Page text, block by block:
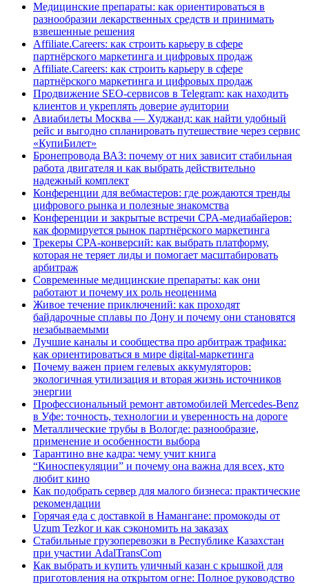
Медицинские препараты: как ориентироваться в
разнообразии лекарственных средств и принимать
взвешенные решения
Affiliate.Careers: как строить карьеру в сфере
партнёрского маркетинга и цифровых продаж
Affiliate.Careers: как строить карьеру в сфере
партнёрского маркетинга и цифровых продаж
Продвижение SEO-сервисов в Telegram: как находить
клиентов и укреплять доверие аудитории
Авиабилеты Москва — Худжанд: как найти удобный
рейс и выгодно спланировать путешествие через сервис
«КупиБилет»
Бронепровода ВАЗ: почему от них зависит стабильная
работа двигателя и как выбрать действительно
надежный комплект
Конференции для вебмастеров: где рождаются тренды
цифрового рынка и полезные знакомства
Конференции и закрытые встречи CPA-медиабайеров:
как формируется рынок партнёрского маркетинга
Трекеры CPA-конверсий: как выбрать платформу,
которая не теряет лиды и помогает масштабировать
арбитраж
Современные медицинские препараты: как они
работают и почему их роль неоценима
Живое течение приключений: как проходят
байдарочные сплавы по Дону и почему они становятся
незабываемыми
Лучшие каналы и сообщества про арбитраж трафика:
как ориентироваться в мире digital-маркетинга
Почему важен прием гелевых аккумуляторов:
экологичная утилизация и вторая жизнь источников
энергии
Профессиональный ремонт автомобилей Mercedes-Benz
в Уфе: точность, технологии и уверенность на дороге
Металлические трубы в Вологде: разнообразие,
применение и особенности выбора
Тарантино вне кадра: чему учит книга
“Киноспекуляции” и почему она важна для всех, кто
любит кино
Как подобрать сервер для малого бизнеса: практические
рекомендации
Горячая еда с доставкой в Намангане: промокоды от
Uzum Tezkor и как сэкономить на заказах
Стабильные грузоперевозки в Республике Казахстан
при участии AdalTransCom
Как выбрать и купить уличный казан с крышкой для
приготовления на открытом огне: Полное руководство